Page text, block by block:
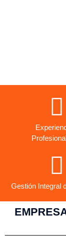
Gestión Integral